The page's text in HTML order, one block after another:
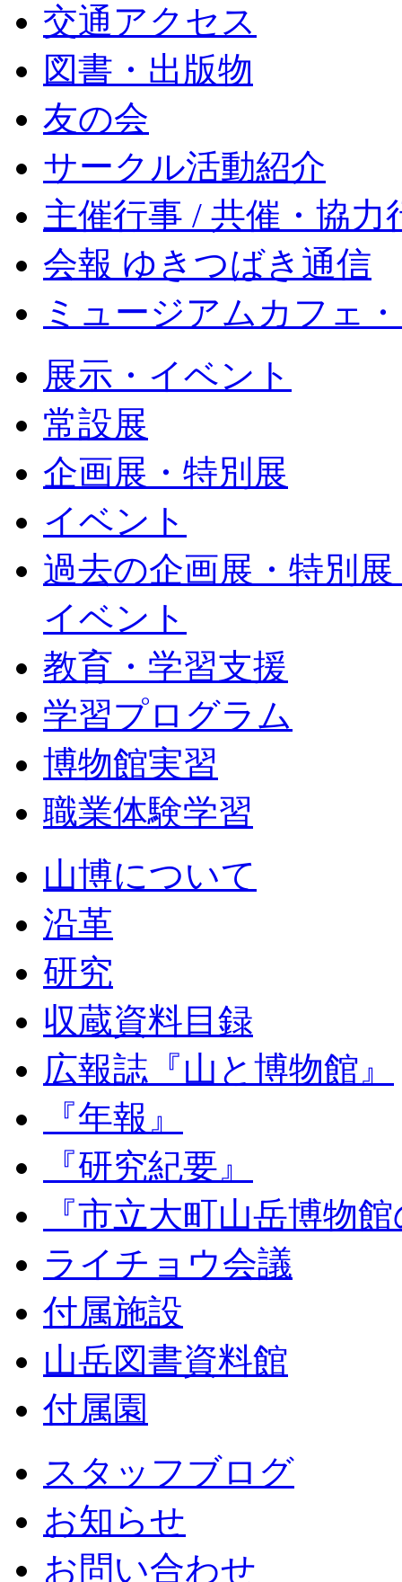
交通アクセス
図書・出版物
友の会
サークル活動紹介
主催行事 / 共催・協力
会報 ゆきつばき通信
ミュージアムカフェ
展示・イベント
常設展
企画展・特別展
イベント
過去の企画展・特別展
イベント
教育・学習支援
学習プログラム
博物館実習
職業体験学習
山博について
沿革
研究
収蔵資料目録
広報誌『山と博物館』
『年報』
『研究紀要』
『市立大町山岳博物
ライチョウ会議
付属施設
山岳図書資料館
付属園
スタッフブログ
お知らせ
お問い合わせ